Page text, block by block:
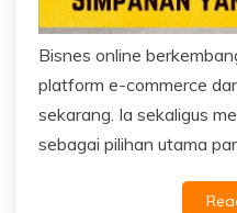
Bisnes online
platform e-commerce
sekarang. Ia sekaligus
sebagai pilihan utama